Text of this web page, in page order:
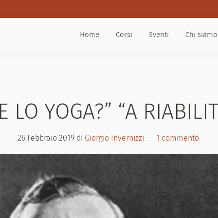
Home Corsi Eventi Chi siamo
LO YOGA?” “A
26 Febbraio 2019 di Giorgio Invernizzi 1 commento